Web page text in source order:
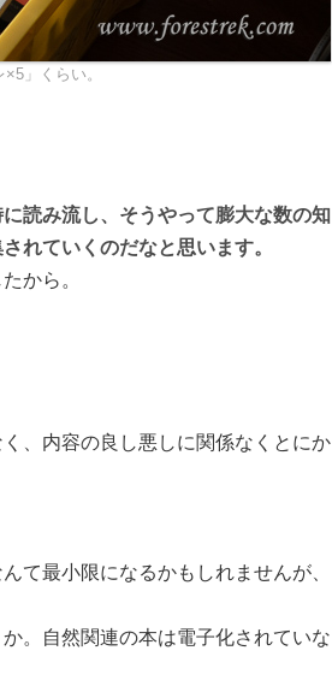
」くらい。
読み流し、そうやって膨大な数の知
れていくのだなと思います。
から。
、内容の良し悪しに関係なくとにか
て最小限になるかもしれませんが、
。自然関連の本は電子化されていな